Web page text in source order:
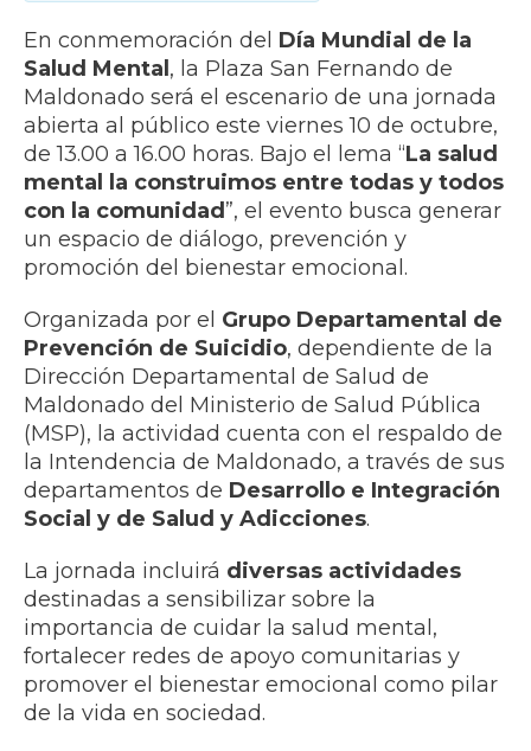
En conmemoración del Día Mundial de la
Salud Mental, la Plaza San Fernando de
Maldonado será el escenario de una jornada
abierta al público este viernes 10 de octubre,
de 13.00 a 16.00 horas. Bajo el lema “La salud
mental la construimos entre todas y todos
con la comunidad”, el evento busca generar
un espacio de diálogo, prevención y
promoción del bienestar emocional.
Organizada por el Grupo Departamental de
Prevención de Suicidio, dependiente de la
Dirección Departamental de Salud de
Maldonado del Ministerio de Salud Pública
(MSP), la actividad cuenta con el respaldo de
la Intendencia de Maldonado, a través de sus
departamentos de Desarrollo e Integración
Social y de Salud y Adicciones.
La jornada incluirá diversas actividades
destinadas a sensibilizar sobre la
importancia de cuidar la salud mental,
fortalecer redes de apoyo comunitarias y
promover el bienestar emocional como pilar
de la vida en sociedad.